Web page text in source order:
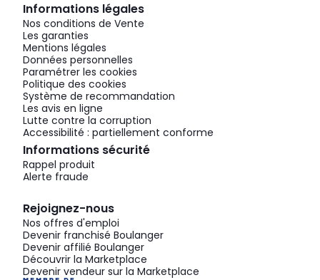
Informations légales
Nos conditions de Vente
Les garanties
Mentions légales
Données personnelles
Paramétrer les cookies
Politique des cookies
Système de recommandation
Les avis en ligne
Lutte contre la corruption
Accessibilité : partiellement conforme
Informations sécurité
Rappel produit
Alerte fraude
Rejoignez-nous
Nos offres d'emploi
Devenir franchisé Boulanger
Devenir affilié Boulanger
Découvrir la Marketplace
Devenir vendeur sur la Marketplace